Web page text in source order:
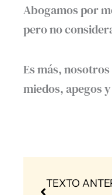
Abogamos por
pero no
Es más,
miedos, apegos
Prev
TEXTO